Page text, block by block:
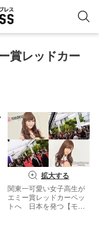
賞レッドカー
拡大する
関東一可愛い女子高生が
エミー賞レッドカーペッ
トへ 日本を発つ【モデ